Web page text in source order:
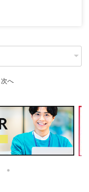
次へ